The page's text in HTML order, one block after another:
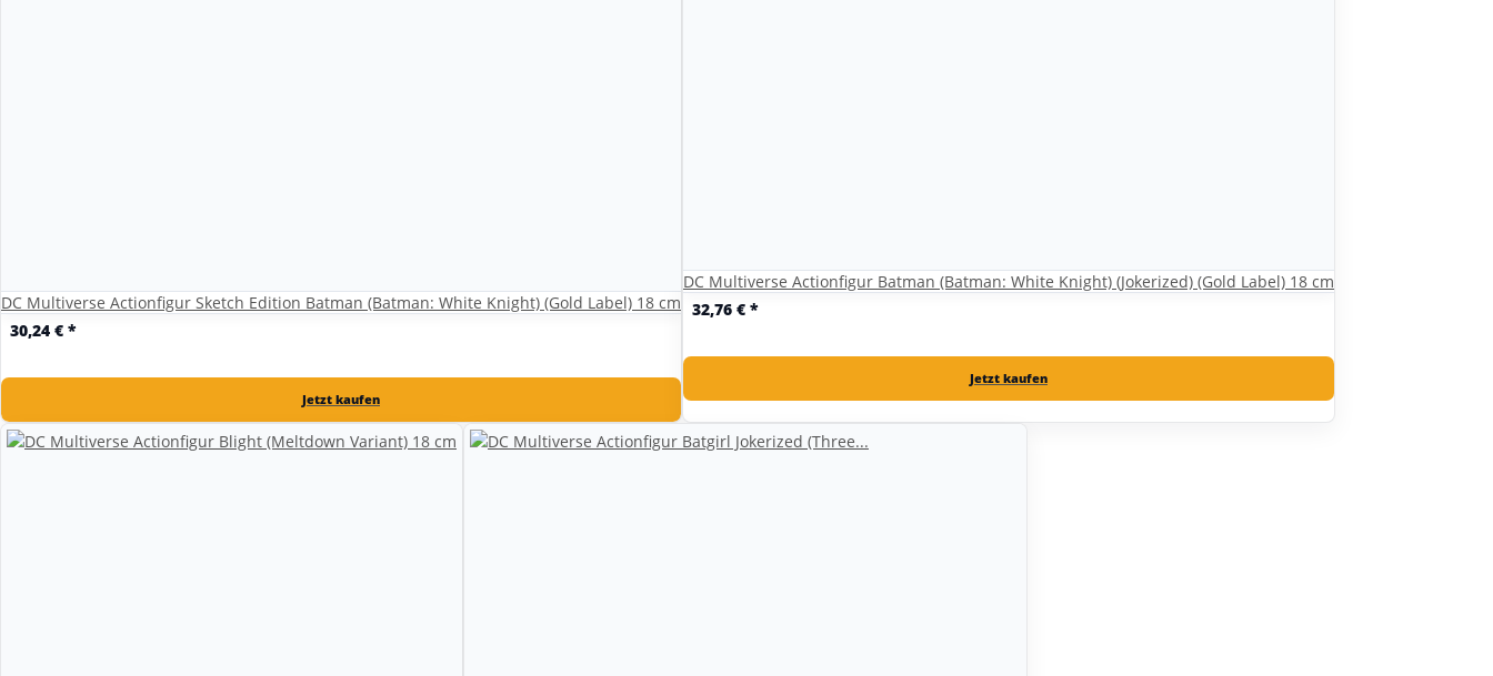
DC Multiverse Actionfigur Sketch Edition Batman (Batman: White Knight) (Gold Label) 18 cm
30,24 € *
Jetzt kaufen
DC Multiverse Actionfigur Batman (Batman: White Knight) (Jokerized) (Gold Label) 18 cm
32,76 € *
Jetzt kaufen